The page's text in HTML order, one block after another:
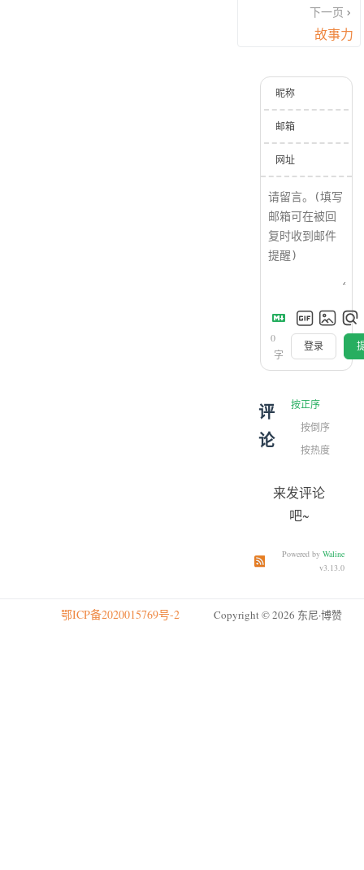
下一页
故事力
昵称
邮箱
网址
0
字
登录
评
论
按正序
按倒序
按热度
来发评论
吧~
订阅本文评论 订阅本站
Powered by Waline
v3.13.0
鄂ICP备2020015769号-2 Copyright © 2026 东尼·博赞